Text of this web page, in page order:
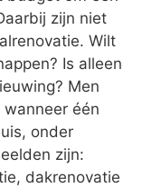
zijn niet
Wilt
Is alleen
Men
één
onder
zijn:
dakrenovatie